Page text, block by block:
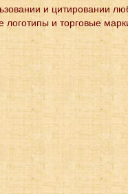
и цитировании
логотипы и торговые